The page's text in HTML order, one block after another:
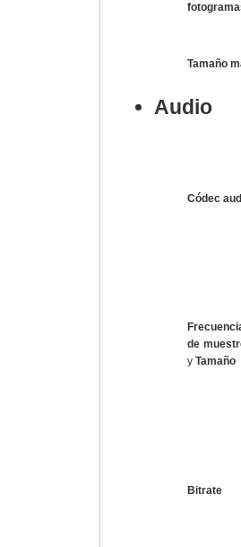
Tamaño
Audio
Códec
de
y Tamaño
Bitrate